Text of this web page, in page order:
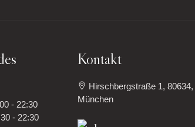
- 22:30
- 22:30
Kontakt
Hirschbergstraße 1,
München